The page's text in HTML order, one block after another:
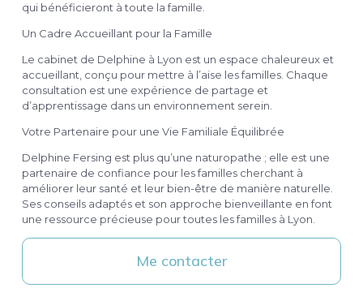
qui bénéficieront à toute la famille.
Un Cadre Accueillant pour la Famille
Le cabinet de Delphine à Lyon est un espace chaleureux et
accueillant, conçu pour mettre à l’aise les familles. Chaque
consultation est une expérience de partage et
d’apprentissage dans un environnement serein.
Votre Partenaire pour une Vie Familiale Équilibrée
Delphine Fersing est plus qu’une naturopathe ; elle est une
partenaire de confiance pour les familles cherchant à
améliorer leur santé et leur bien-être de manière naturelle.
Ses conseils adaptés et son approche bienveillante en font
une ressource précieuse pour toutes les familles à Lyon.
Me contacter